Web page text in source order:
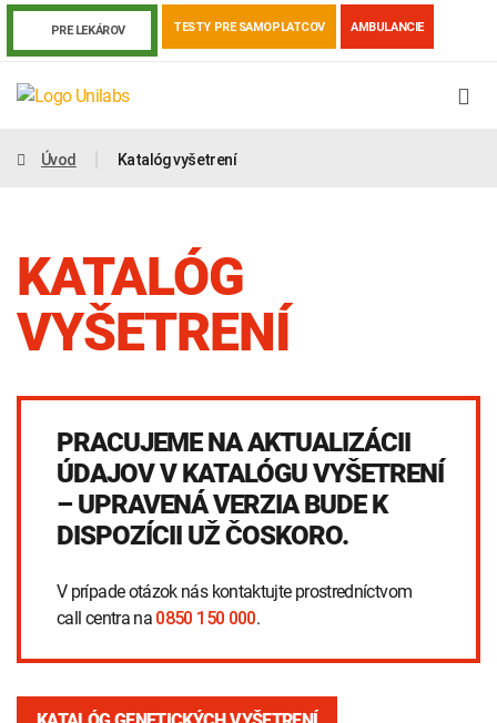
PRE LEKÁROV TESTY PRE SAMOPLATCOV AMBULANCIE
Výsledky vyšetrení Kortizol Odberová príručka
INTOLERANCIA POTRAVÍN Lymská borelióza
Úvod Katalóg vyšetrení
KATALÓG
VYŠETRENÍ
PRACUJEME NA AKTUALIZÁCII
ÚDAJOV V KATALÓGU VYŠETRENÍ
– UPRAVENÁ VERZIA BUDE K
DISPOZÍCII UŽ ČOSKORO.
V prípade otázok nás kontaktujte prostredníctvom
call centra na 0850 150 000.